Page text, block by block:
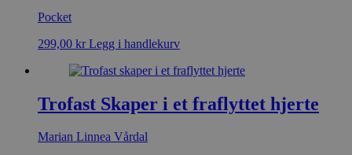
Pocket
299,00 kr Legg i handlekurv
Trofast Skaper i et fraflyttet hjerte
Marian Linnea Vårdal